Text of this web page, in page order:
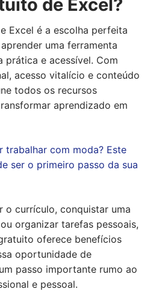
de Excel?
Excel é a escolha perfeita
uma ferramenta
prática e acessível. Com
acesso vitalício e conteúdo
todos os recursos
aprendizado em
trabalhar com moda? Este
ser o primeiro passo da sua
o currículo, conquistar uma
organizar tarefas pessoais,
oferece benefícios
oportunidade de
passo importante rumo ao
e pessoal.